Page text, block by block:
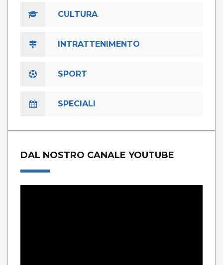
CULTURA
INTRATTENIMENTO
SPORT
SPECIALI
DAL NOSTRO CANALE YOUTUBE